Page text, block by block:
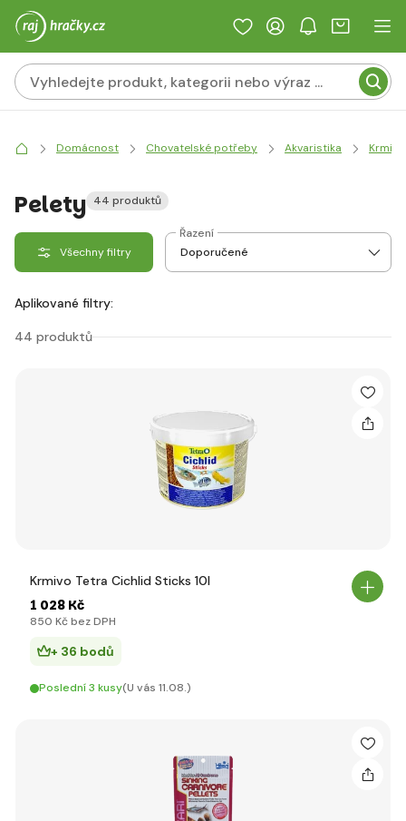
Domácnost Chovatelské potřeby Akvaristika
Pelety 44 produktů
Všechny filtry
Řazení
Aplikované filtry:
44 produktů
Krmivo Tetra Cichlid Sticks 10l
1 028 Kč
850 Kč bez DPH
+ 36 bodů
Poslední 3 kusy(U vás 11.08.)